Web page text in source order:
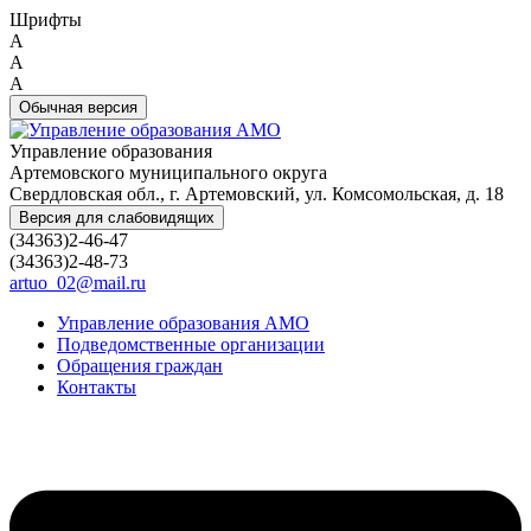
Шрифты
A
A
A
Обычная версия
Управление образования
Артемовского муниципального округа
Свердловская обл., г. Артемовский, ул. Комсомольская, д. 18
Версия для слабовидящих
(34363)2-46-47
(34363)2-48-73
artuo_02@mail.ru
Управление образования АМО
Подведомственные организации
Обращения граждан
Контакты